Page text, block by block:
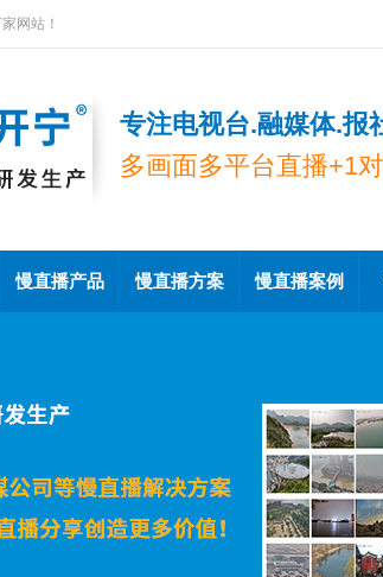
网站！
专注电视台.融媒体.报
多画面多平台直播+1
慢直播产品 慢直播方案 慢直播案例